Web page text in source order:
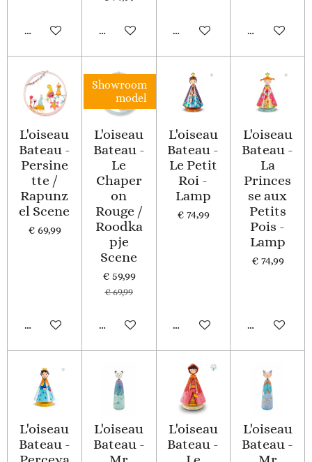
In winkelwagenIn winkelwagenIn winkelwagenIn
L'oiseau
Bateau -
Persine
tte /
Rapunz
el Scene
€ 69,99
In winkelwagen
Showroom
model
L'oiseau
Bateau -
Le
Chaper
on
Rouge /
Roodka
pje
Scene
€ 59,99
€ 69,99
In winkelwagen
L'oiseau
Bateau -
Le Petit
Roi -
Lamp
€ 74,99
In winkelwagen
L'oiseau
Bateau -
La
Princes
se aux
Petits
Pois -
Lamp
€ 74,99
In
L'oiseau
Bateau -
L'oiseau
Bateau -
L'oiseau
Bateau -
L'oiseau
Bateau -